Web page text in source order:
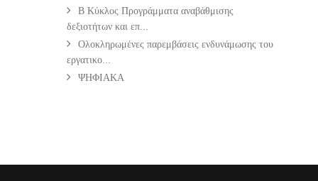
Β Κύκλος Προγράμματα αναβάθμισης
δεξιοτήτων και επ...
Ολοκληρωμένες παρεμβάσεις ενδυνάμωσης του
εργατικο...
ΨΗΦΙΑΚΑ